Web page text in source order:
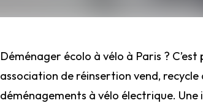
Déménager écolo à vélo à Paris ?
association de réinsertion vend,
déménagements à vélo électrique.